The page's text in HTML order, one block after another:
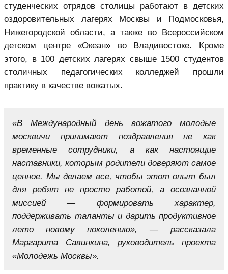
студенческих отрядов столицы работают в детских
оздоровительных лагерях Москвы и Подмосковья,
Нижегородской области, а также во Всероссийском
детском центре «Океан» во Владивостоке. Кроме
этого, в 100 детских лагерях свыше 1500 студентов
столичных педагогических колледжей прошли
практику в качестве вожатых.
«В Международный день вожатого молодые
москвичи принимают поздравления не как
временные сотрудники, а как настоящие
наставники, которым родители доверяют самое
ценное. Мы делаем все, чтобы этот опыт был
для ребят не просто работой, а осознанной
миссией — формировать характер,
поддерживать таланты и дарить продуктивное
лето новому поколению», — рассказала
Маргарита Савинкина, руководитель проекта
«Молодежь Москвы».